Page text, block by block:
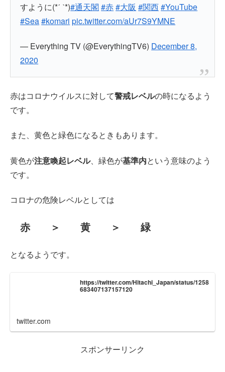
すように(*ˊ ˋ*)#通天閣 #赤#大阪 #関西#YouTube
#Sea#komari pic.twitter.com/aUr7S9YMNE
— Everything TV (@EverythingTV6) December 8,
2020
赤はコロナウイルスに対して警戒レベルの時になるよう
です。
また、黄色と緑色になるときもあります。
黄色が注意喚起レベル、緑色が基準内という意味のよう
です。
コロナの危険レベルとしては
赤 ＞ 黄 ＞ 緑
となるようです。
https://twitter.com/Hitachi_Japan/status/1258
683407137157120
twitter.com
スポンサーリンク